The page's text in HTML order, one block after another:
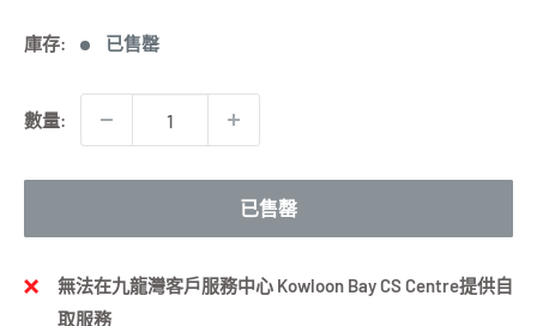
庫存: 已售罄
數量:
已售罄
無法在九龍灣客戶服務中心 Kowloon Bay CS Centre提供自
取服務